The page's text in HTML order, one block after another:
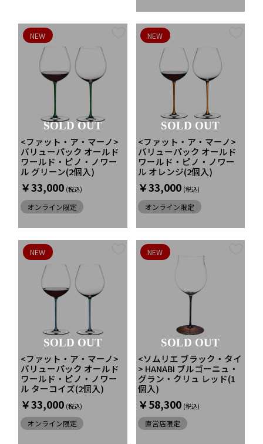
<ファット・ア・マーノ>
バリューパック オールド
ワールド・ピノ・ノワー
ル グリーン(2個入)
￥33,000
NEW
オンライン限定
SOLD OUT
<ファット・ア・マーノ>
バリューパック オールド
ワールド・ピノ・ノワー
ル オレンジ(2個入)
￥33,000
NEW
オンライン限定
SOLD OUT
<ファット・ア・マーノ>
バリューパック オールド
ワールド・ピノ・ノワー
ル ターコイズ(2個入)
￥33,000
NEW
オンライン限定
SOLD OUT
<ソムリエ ブラック・タイ
> HANABI ブルゴーニュ・
グラン・クリュ レッド(1
個入)
￥58,300
NEW
直営店限定
SOLD OUT